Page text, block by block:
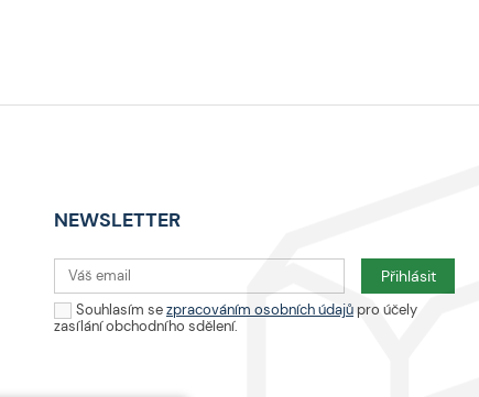
NEWSLETTER
Souhlasím sezpracováním osobních údajů pro účely
zasílání obchodního sdělení.